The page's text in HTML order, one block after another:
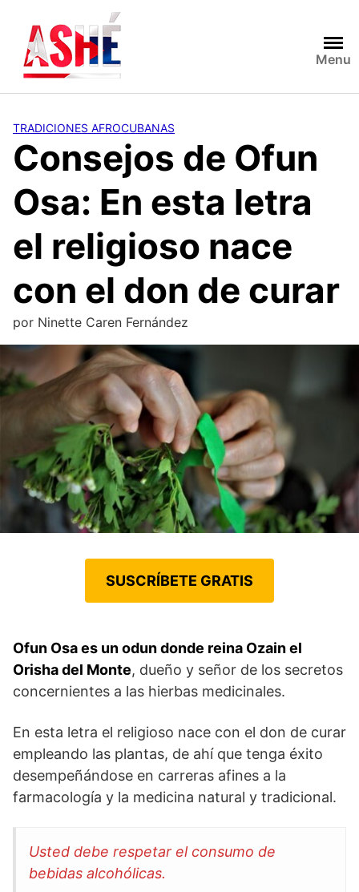
contenido
Menu
TRADICIONES AFROCUBANAS
Consejos de Ofun
Osa: En esta letra
el religioso nace
con el don de curar
por Ninette Caren Fernández
SUSCRÍBETE GRATIS
Ofun Osa es un odun donde reina Ozain el
Orisha del Monte, dueño y señor de los secretos
concernientes a las hierbas medicinales.
En esta letra el religioso nace con el don de curar
empleando las plantas, de ahí que tenga éxito
desempeñándose en carreras afines a la
farmacología y la medicina natural y tradicional.
Usted debe respetar el consumo de
bebidas alcohólicas.